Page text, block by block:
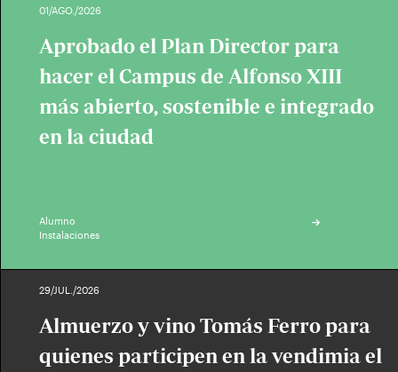
01/AGO./2026
Aprobado el Plan Director para
hacer el Campus de Alfonso XIII
más abierto, sostenible e integrado
en la ciudad
Alumno
Instalaciones
29/JUL./2026
Almuerzo y vino Tomás Ferro para
quienes participen en la vendimia el